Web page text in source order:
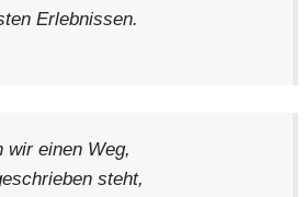
Erlebnissen.
wir einen Weg,
steht,